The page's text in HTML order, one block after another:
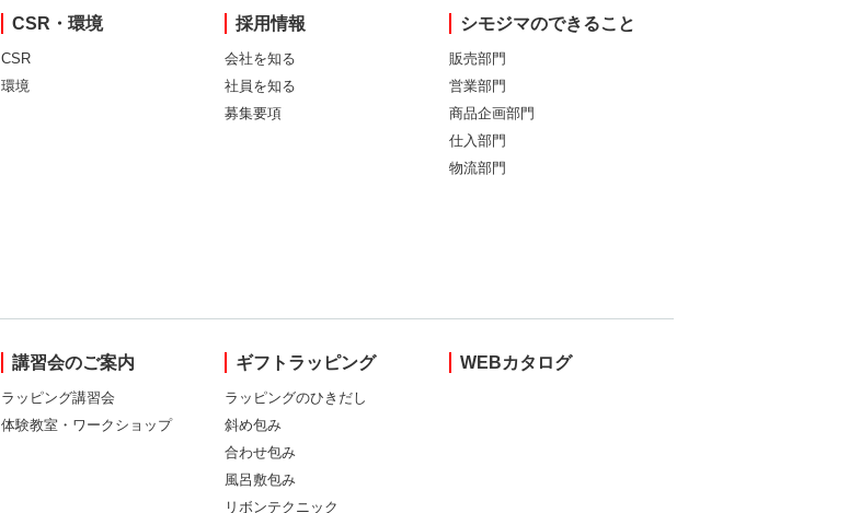
CSR・環境
CSR
環境
採用情報
会社を知る
社員を知る
募集要項
シモジマのできること
販売部門
営業部門
商品企画部門
仕入部門
物流部門
講習会のご案内
ラッピング講習会
体験教室・ワークショップ
ギフトラッピング
ラッピングのひきだし
斜め包み
合わせ包み
風呂敷包み
リボンテクニック
WEBカタログ